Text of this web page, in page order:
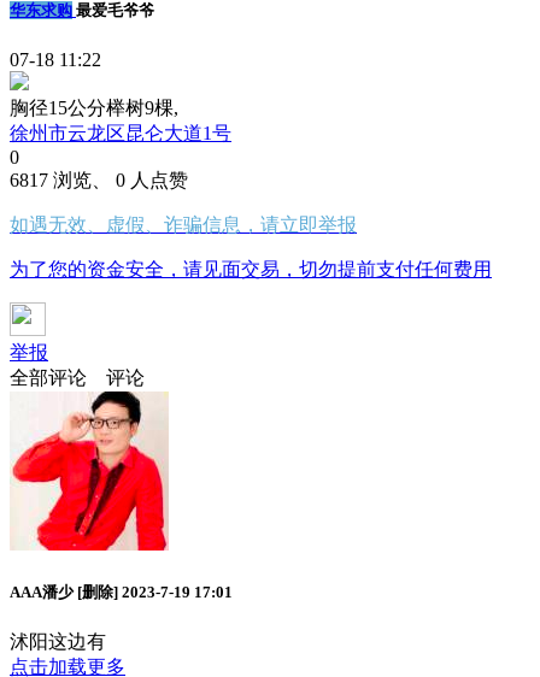
华东求购 最爱毛爷爷
07-18 11:22
胸径15公分榉树9棵,
徐州市云龙区昆仑大道1号
0
6817 浏览、 0 人点赞
如遇无效、虚假、诈骗信息，请立即举报
为了您的资金安全，请见面交易，切勿提前支付任何费用
举报
全部评论
评论
AAA潘少 [删除] 2023-7-19 17:01
沭阳这边有
点击加载更多